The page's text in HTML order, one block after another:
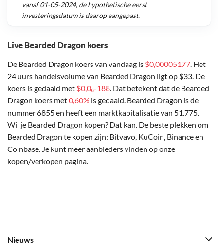
Live Bearded Dragon koers
De Bearded Dragon koers van vandaag is $0,00005177. Het
24 uurs handelsvolume van Bearded Dragon ligt op $33. De
koers is gedaald met $0,0₆-188. Dat betekent dat de Bearded
Dragon koers met0,60% is gedaald. Bearded Dragon is de
nummer 6855 en heeft een marktkapitalisatie van 51.775.
Wil je Bearded Dragon kopen? Dat kan. De beste plekken om
Bearded Dragon te kopen zijn: Bitvavo, KuCoin, Binance en
Coinbase. Je kunt meer aanbieders vinden op onze
kopen/verkopen pagina.
vanaf01-05-2024, de hypothetische eerst
investeringsdatum is daarop aangepast.
Nieuws